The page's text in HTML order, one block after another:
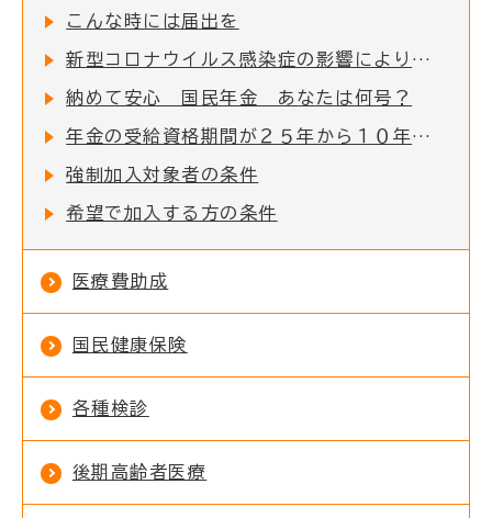
こんな時には届出を
新型コロナウイルス感染症の影響により、国民年金保険料の納付が困難な方へ
納めて安心 国民年金 あなたは何号？
年金の受給資格期間が２５年から１０年に短縮されました
強制加入対象者の条件
希望で加入する方の条件
医療費助成
国民健康保険
各種検診
後期高齢者医療